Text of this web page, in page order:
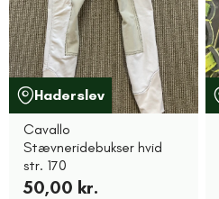
Haderslev
Cavallo
Stævneridebukser hvid
str. 170
50,00 kr.